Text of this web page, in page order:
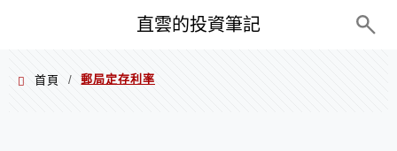
直雲的投資筆記
首頁 / 郵局定存利率